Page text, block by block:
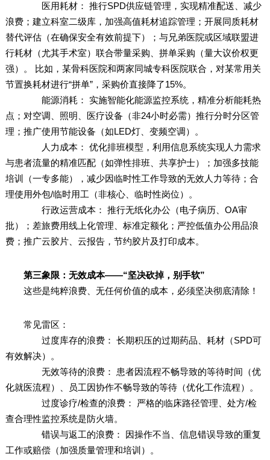
医用耗材： 推行SPD供应链管理，实现精准配送、减少
浪费；建立科室二级库，加强高值耗材追踪管理；开展同质耗材
替代评估（在确保安全有效前提下）；与兄弟医院或区域联盟进
行耗材（尤其手术室）联合带量采购、拼单采购（量大议价权更
强）。 比如，某骨科医院和两家同城专科医院联合，对某常用关
节置换耗材进行“拼单”，采购价直接降了15%。
能源消耗： 实施智能化能源监控系统，精准分析能耗热
点；对空调、照明、医疗设备（非24小时必需）推行分时分区管
理；推广使用节能设备（如LED灯、变频空调）。
人力成本： 优化排班模型，利用信息系统实现人力需求
与患者流量的精准匹配（如弹性排班、共享护士）；加强多技能
培训（一专多能），减少因临时性工作导致的无效人力等待；合
理使用外包/临时用工（非核心、临时性岗位）。
行政运营成本： 推行无纸化办公（电子病历、OA审
批）；差旅费用线上化管理、标准定额化；严控低值办公用品浪
费；推广云胶片、云报告，节约胶片及打印成本。
第三象限：无效成本——“坚决砍掉，别手软”
这些是纯粹浪费、无任何价值的成本，必须坚决彻底清除！
常见雷区：
过度库存的浪费： 长期积压的过期药品、耗材（SPD可
有效解决）。
无效等待的浪费： 患者因流程不畅导致的等待时间（优
化就医流程）、员工因协作不畅导致的等待（优化工作流程）。
过度诊疗/检查的浪费： 严格的临床路径管理、处方/检
查合理性监控系统是防火墙。
错误与返工的浪费： 因操作不当、信息错误导致的重复
工作或赔偿（加强质量管理和培训）。